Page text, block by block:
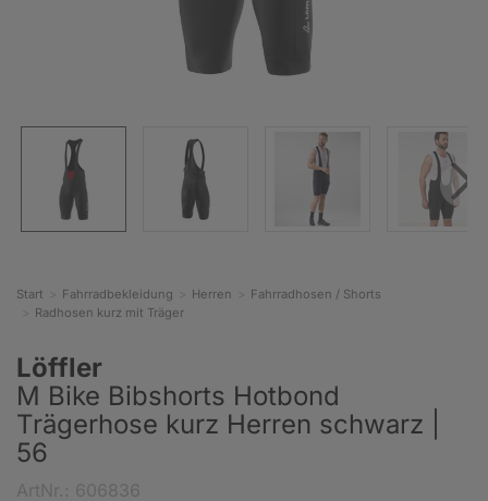
Start Fahrradbekleidung Herren
Fahrradhosen / Shorts
Radhosen kurz mit Träger
Löffler
M Bike Bibshorts Hotbond
Trägerhose kurz Herren schwarz |
56